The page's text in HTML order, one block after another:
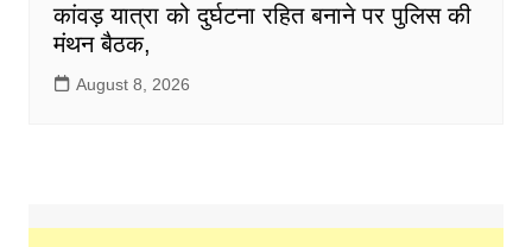
कांवड़ यात्रा को दुर्घटना रहित बनाने पर पुलिस की
मंथन बैठक,
August 8, 2026